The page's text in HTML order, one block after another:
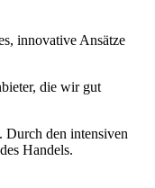
innovative Ansätze
die wir gut
Durch den intensiven
Handels.